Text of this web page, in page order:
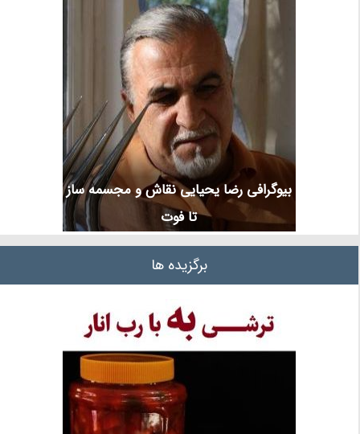
بیوگرافی رضا یحیایی نقاش و مجسمه ساز
تا فوت
برگزیده ها